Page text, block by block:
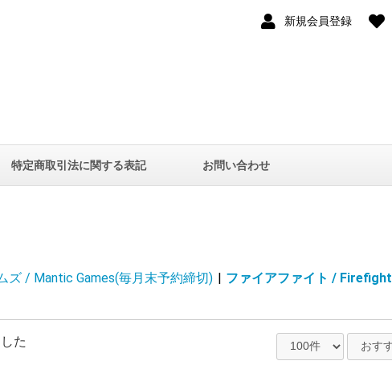
新規会員登録
特定商取引法に関する表記 お問い合わせ
ズ / Mantic Games(毎月末予約締切) | ファイアファイト / Firefight
た